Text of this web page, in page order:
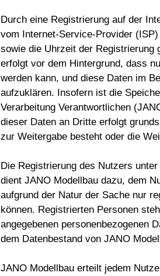
Durch eine Registrierung auf der
vom Internet-Service-Provider
sowie die Uhrzeit der Registrierung
erfolgt vor dem Hintergrund, dass
werden kann, und diese Daten im
aufzuklären. Insofern ist die
Verarbeitung Verantwortlichen
dieser Daten an Dritte erfolgt
zur Weitergabe besteht oder die
Die Registrierung des Nutzers
dient JANO Modellbau dazu, dem
aufgrund der Natur der Sache nur
können. Registrierten Personen
angegebenen personenbezogenen
dem Datenbestand von JANO
JANO Modellbau erteilt jedem